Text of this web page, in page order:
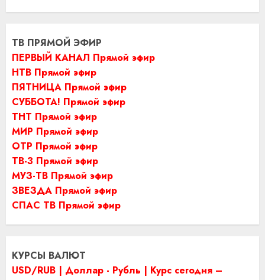
ТВ ПРЯМОЙ ЭФИР
ПЕРВЫЙ КАНАЛ Прямой эфир
НТВ Прямой эфир
ПЯТНИЦА Прямой эфир
СУББОТА! Прямой эфир
ТНТ Прямой эфир
МИР Прямой эфир
ОТР Прямой эфир
ТВ-3 Прямой эфир
МУЗ-ТВ Прямой эфир
ЗВЕЗДА Прямой эфир
СПАС ТВ Прямой эфир
КУРСЫ ВАЛЮТ
USD/RUB | Доллар - Рубль | Курс сегодня –